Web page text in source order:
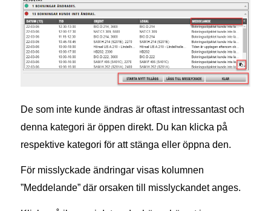
De som inte kunde ändras är oftast intressantast och
denna kategori är öppen direkt. Du kan klicka på
respektive kategori för att stänga eller öppna den.
För misslyckade ändringar visas kolumnen
”Meddelande” där orsaken till misslyckandet anges.